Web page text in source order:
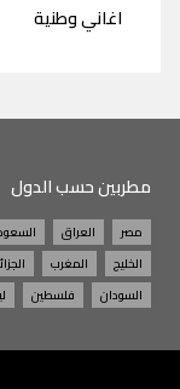
اغاني وطنية
مطربين حسب الدول
مصر العراق
الخليج
المغرب
السودان
فلسطين